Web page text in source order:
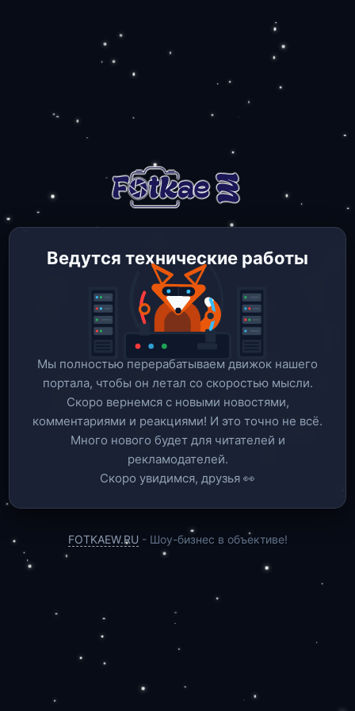
Ведутся технические работы
Мы полностью перерабатываем движок нашего
портала, чтобы он летал со скоростью мысли.
Скоро вернемся c новыми новостями,
комментариями и реакциями! И это точно не всё.
Много нового будет для читателей и
рекламодателей.
Скоро увидимся, друзья 👀
FOTKAEW.RU - Шоу-бизнес в объективе!